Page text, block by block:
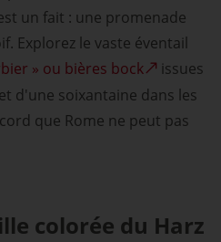
un fait : une promenade
Explorez le vaste éventail
» ou bières bock
issues
d'une soixantaine dans les
que Rome ne peut pas
colorée du Harz